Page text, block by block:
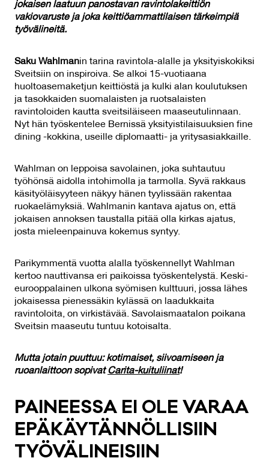
jokaisen laatuun panostavan ravintolakeittiön
vakiovaruste ja joka keittiöammattilaisen tärkeimpiä
työvälineitä.
Saku Wahlmanin tarina ravintola-alalle ja yksityiskokiksi
Sveitsiin on inspiroiva. Se alkoi 15-vuotiaana
huoltoasemaketjun keittiöstä ja kulki alan koulutuksen
ja tasokkaiden suomalaisten ja ruotsalaisten
ravintoloiden kautta sveitsiläiseen maaseutulinnaan.
Nyt hän työskentelee Bernissä yksityistilaisuuksien fine
dining -kokkina, useille diplomaatti- ja yritysasiakkaille.
Wahlman on leppoisa savolainen, joka suhtautuu
työhönsä aidolla intohimolla ja tarmolla. Syvä rakkaus
käsityöläisyyteen näkyy hänen tyylissään rakentaa
ruokaelämyksiä. Wahlmanin kantava ajatus on, että
jokaisen annoksen taustalla pitää olla kirkas ajatus,
josta mieleenpainuva kokemus syntyy.
Parikymmentä vuotta alalla työskennellyt Wahlman
kertoo nauttivansa eri paikoissa työskentelystä. Keski-
eurooppalainen ulkona syömisen kulttuuri, jossa lähes
jokaisessa pienessäkin kylässä on laadukkaita
ravintoloita, on virkistävää. Savolaismaatalon poikana
Sveitsin maaseutu tuntuu kotoisalta.
Mutta jotain puuttuu: kotimaiset, siivoamiseen ja
ruoanlaittoon sopivatCarita-kuituliinat!
PAI­NEES­SA EI OLE VA­RAA
EPÄ­KÄY­TÄN­NÖL­LI­SIIN
TYÖ­VÄ­LI­NEI­SIIN